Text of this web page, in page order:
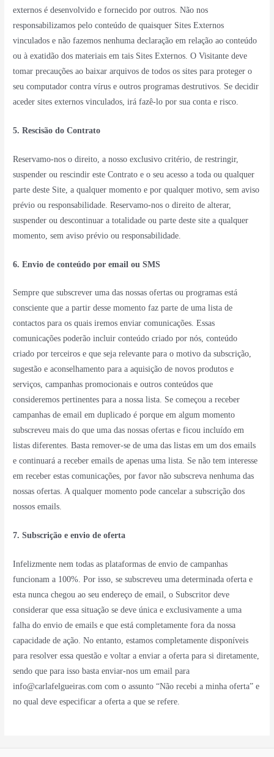
externos é desenvolvido e fornecido por outros. Não nos
responsabilizamos pelo conteúdo de quaisquer Sites Externos
vinculados e não fazemos nenhuma declaração em relação ao conteúdo
ou à exatidão dos materiais em tais Sites Externos. O Visitante deve
tomar precauções ao baixar arquivos de todos os sites para proteger o
seu computador contra vírus e outros programas destrutivos. Se decidir
aceder sites externos vinculados, irá fazê-lo por sua conta e risco.
5. Rescisão do Contrato
Reservamo-nos o direito, a nosso exclusivo critério, de restringir,
suspender ou rescindir este Contrato e o seu acesso a toda ou qualquer
parte deste Site, a qualquer momento e por qualquer motivo, sem aviso
prévio ou responsabilidade. Reservamo-nos o direito de alterar,
suspender ou descontinuar a totalidade ou parte deste site a qualquer
momento, sem aviso prévio ou responsabilidade.
6. Envio de conteúdo por email ou SMS
Sempre que subscrever uma das nossas ofertas ou programas está
consciente que a partir desse momento faz parte de uma lista de
contactos para os quais iremos enviar comunicações. Essas
comunicações poderão incluir conteúdo criado por nós, conteúdo
criado por terceiros e que seja relevante para o motivo da subscrição,
sugestão e aconselhamento para a aquisição de novos produtos e
serviços, campanhas promocionais e outros conteúdos que
consideremos pertinentes para a nossa lista. Se começou a receber
campanhas de email em duplicado é porque em algum momento
subscreveu mais do que uma das nossas ofertas e ficou incluído em
listas diferentes. Basta remover-se de uma das listas em um dos emails
e continuará a receber emails de apenas uma lista. Se não tem interesse
em receber estas comunicações, por favor não subscreva nenhuma das
nossas ofertas. A qualquer momento pode cancelar a subscrição dos
nossos emails.
7. Subscrição e envio de oferta
Infelizmente nem todas as plataformas de envio de campanhas
funcionam a 100%. Por isso, se subscreveu uma determinada oferta e
esta nunca chegou ao seu endereço de email, o Subscritor deve
considerar que essa situação se deve única e exclusivamente a uma
falha do envio de emails e que está completamente fora da nossa
capacidade de ação. No entanto, estamos completamente disponíveis
para resolver essa questão e voltar a enviar a oferta para si diretamente,
sendo que para isso basta enviar-nos um email para
info@carlafelgueiras.com com o assunto “Não recebi a minha oferta” e
no qual deve especificar a oferta a que se refere.